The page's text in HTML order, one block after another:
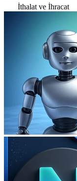
İthalat ve İhracat